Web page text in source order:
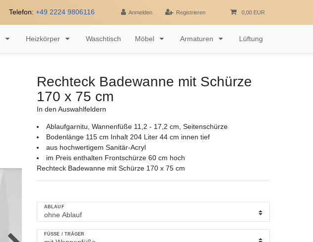
Telefon: +49 2224 9806116 Anmelden Registrieren 0,00 EUR
Heizkörper Waschtisch Möbel Armaturen Lüftung
Rechteck Badewanne mit Schürze
170 x 75 cm
In den Auswahlfeldern
Ablaufgarnitu, Wannenfüße 11,2 - 17,2 cm, Seitenschürze
Bodenlänge 115 cm Inhalt 204 Liter 44 cm innen tief
aus hochwertigem Sanitär-Acryl
im Preis enthalten Frontschürze 60 cm hoch
Rechteck Badewanne mit Schürze 170 x 75 cm
ABLAUF
FÜSSE / TRÄGER